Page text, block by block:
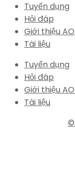
Tuyển dụng
Hỏi đáp
Giới thiệu
Tài liệu
Tuyển dụng
Hỏi đáp
Giới thiệu
Tài liệu